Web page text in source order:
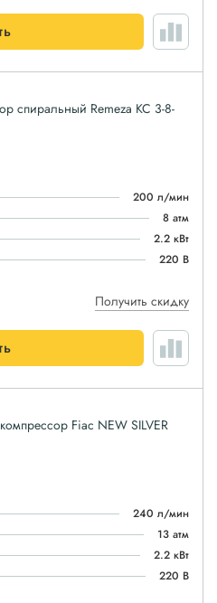
спиральный Remeza КС 3-8-
200 л/мин
8 атм
2.2 кВт
220 В
Получить скидку
Fiac NEW SILVER
240 л/мин
13 атм
2.2 кВт
220 В